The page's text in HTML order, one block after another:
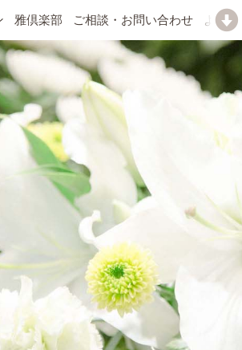
雅倶楽部 ご相談・お問い合わせ よく